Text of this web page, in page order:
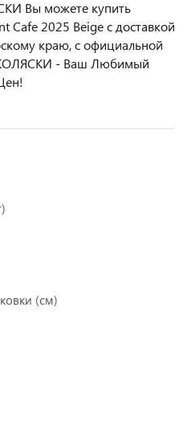
Вы можете купить
Cafe 2025 Beigeс доставкой
краю, с официальной
КОЛЯСКИ - Ваш Любимый
(см)